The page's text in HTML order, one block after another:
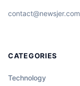
contact@newsjer.com
CATEGORIES
Technology